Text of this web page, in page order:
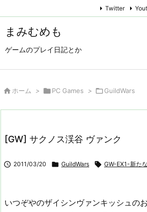
まみむめも
ゲームのプレイ日記とか
Twitter
 ホーム > PC Games > GuildWars
[GW] サクノス渓谷 ヴァンク
 2011/03/20  GuildWars  GW-EX1-新た
いつぞやのザイシンヴァンキッシュの